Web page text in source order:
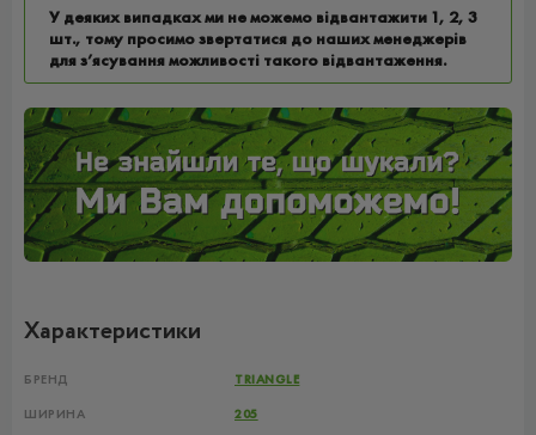
У деяких випадках ми не можемо відвантажити 1, 2, 3
шт., тому просимо звертатися до наших менеджерів
для з’ясування можливості такого відвантаження.
Характеристики
БРЕНД TRIANGLE
ШИРИНА 205